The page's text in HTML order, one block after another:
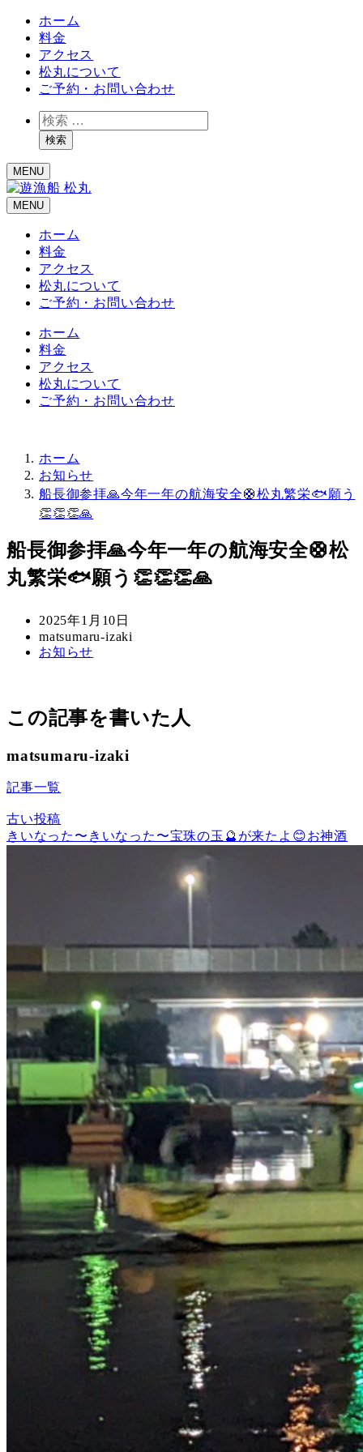
ホーム
料金
アクセス
松丸について
ご予約・お問い合わせ
検
索検索
MENU
MENU
ホーム
料金
アクセス
松丸について
ご予約・お問い合わせ
ホーム
料金
アクセス
松丸について
ご予約・お問い合わせ
ホーム
お知らせ
船長御参拝🙏今年一年の航海安全🛟松丸繁栄🐟願う
👏👏👏🙏
船長御参拝🙏今年一年の航海安全🛟松
丸繁栄🐟願う👏👏👏🙏
投
稿
日
2025年1月10日
著
者
matsumaru-izaki
カ
ー
お知らせ
この記事を書いた人
matsumaru-izaki
記事一覧
古い投稿
きいなった〜きいなった〜宝珠の玉🔮が来たよ😊お神酒